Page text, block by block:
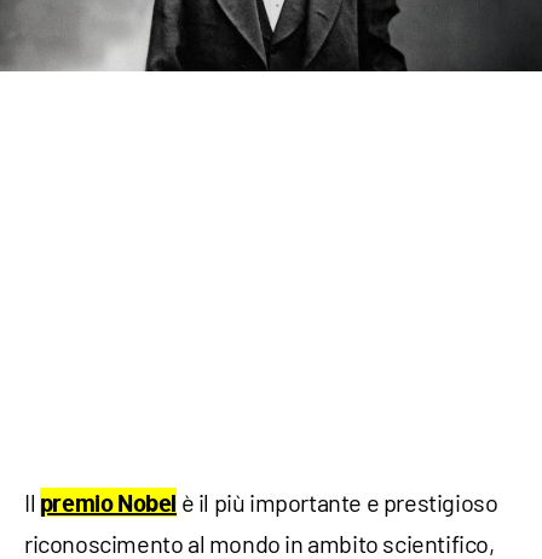
Il premio Nobel è il più importante e prestigioso
riconoscimento al mondo in ambito scientifico,